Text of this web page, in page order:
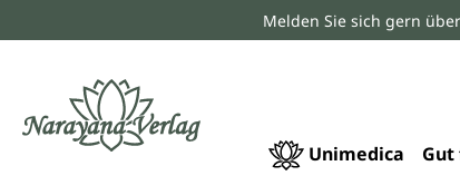
Zur Hauptnavigation springen
Melden Sie sich gern
Unimedica Gut